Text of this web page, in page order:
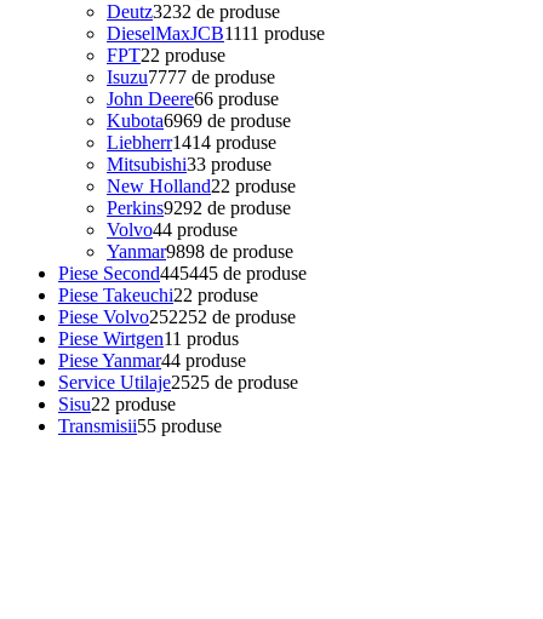
Deutz3232 de produse
DieselMaxJCB1111 produse
FPT22 produse
Isuzu7777 de produse
John Deere66 produse
Kubota6969 de produse
Liebherr1414 produse
Mitsubishi33 produse
New Holland22 produse
Perkins9292 de produse
Volvo44 produse
Yanmar9898 de produse
Piese Second445445 de produse
Piese Takeuchi22 produse
Piese Volvo252252 de produse
Piese Wirtgen11 produs
Piese Yanmar44 produse
Service Utilaje2525 de produse
Sisu22 produse
Transmisii55 produse